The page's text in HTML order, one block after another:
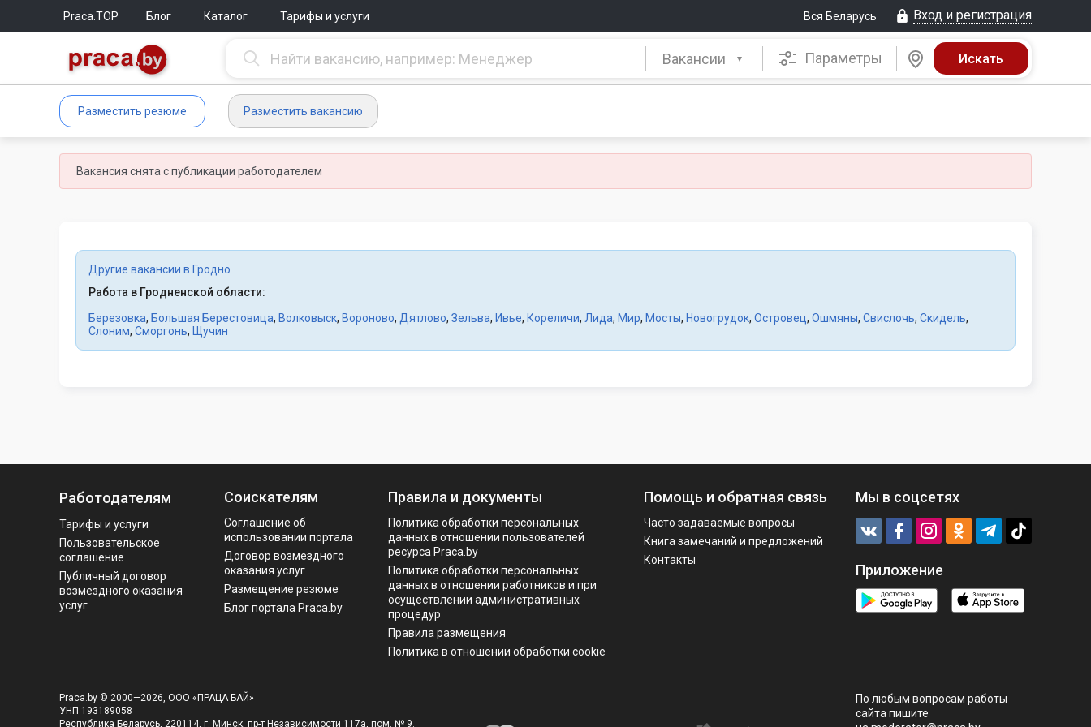
Praca.TOP Блог Каталог Тарифы и услуги Вся Беларусь Вход и регистрация
Вакансии Параметры
Разместить резюме Разместить вакансию
Вакансия снята с публикации работодателем
Другие вакансии в Гродно
Работа в Гродненской области:
Березовка, Большая Берестовица, Волковыск, Вороново, Дятлово, Зельва, Ивье, Кореличи, Лида, Мир, Мосты, Новогрудок, Островец, Ошмяны, Свислочь, Скидель,
Слоним, Сморгонь, Щучин
Работодателям
Тарифы и услуги
Пользовательское
соглашение
Публичный договор
возмездного оказания
услуг
Соискателям
Соглашение об
использовании портала
Договор возмездного
оказания услуг
Размещение резюме
Блог портала Praca.by
Правила и документы
Политика обработки персональных
данных в отношении пользователей
ресурса Praca.by
Политикa обработки персональных
данных в отношении работников и при
осуществлении административных
процедур
Правила размещения
Политика в отношении обработки cookie
Помощь и обратная связь
Часто задаваемые вопросы
Книга замечаний и предложений
Контакты
Мы в соцсетях
Приложение
Praca.by © 2000—2026, ООО «ПРАЦА БАЙ»
УНП 193189058
Республика Беларусь, 220114, г. Минск, пр-т Независимости 117а, пом. № 9.
По любым вопросам работы
сайта пишите